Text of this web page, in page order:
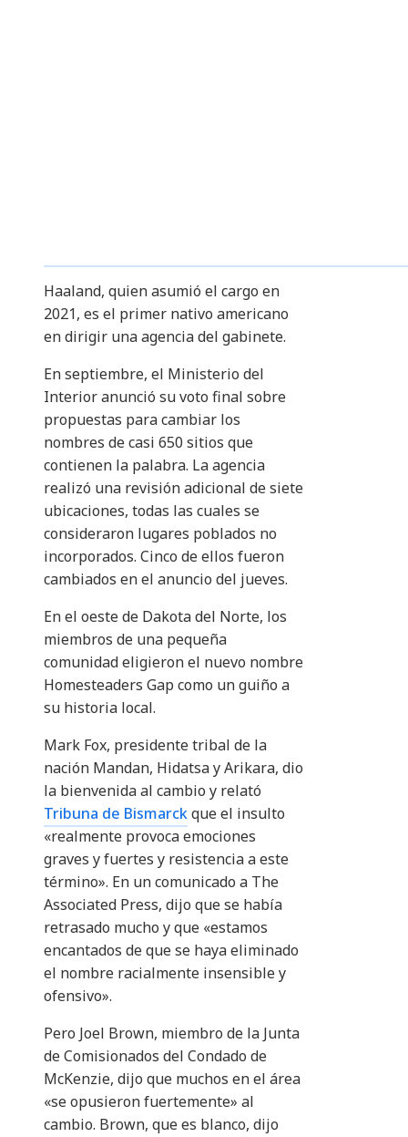
Haaland, quien asumió el cargo en
2021, es el primer nativo americano
en dirigir una agencia del gabinete.
En septiembre, el Ministerio del
Interior anunció su voto final sobre
propuestas para cambiar los
nombres de casi 650 sitios que
contienen la palabra. La agencia
realizó una revisión adicional de siete
ubicaciones, todas las cuales se
consideraron lugares poblados no
incorporados. Cinco de ellos fueron
cambiados en el anuncio del jueves.
En el oeste de Dakota del Norte, los
miembros de una pequeña
comunidad eligieron el nuevo nombre
Homesteaders Gap como un guiño a
su historia local.
Mark Fox, presidente tribal de la
nación Mandan, Hidatsa y Arikara, dio
la bienvenida al cambio y relató
Tribuna de Bismarckque el insulto
«realmente provoca emociones
graves y fuertes y resistencia a este
término». En un comunicado a The
Associated Press, dijo que se había
retrasado mucho y que «estamos
encantados de que se haya eliminado
el nombre racialmente insensible y
ofensivo».
Pero Joel Brown, miembro de la Junta
de Comisionados del Condado de
McKenzie, dijo que muchos en el área
«se opusieron fuertemente» al
cambio. Brown, que es blanco, dijo